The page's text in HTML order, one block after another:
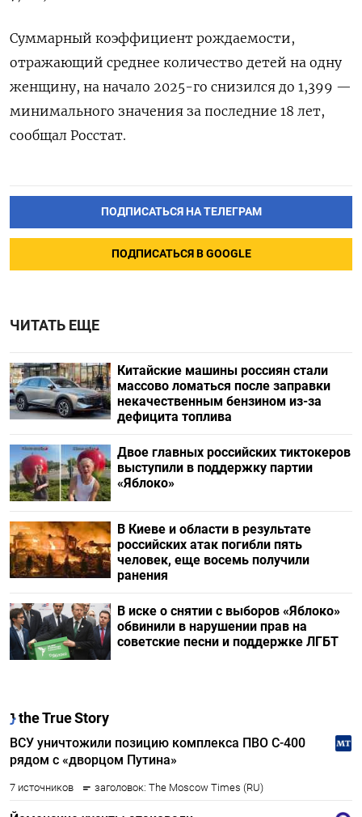
Суммарный коэффициент рождаемости,
отражающий среднее количество детей на одну
женщину, на начало 2025-го снизился до 1,399 —
минимального значения за последние 18 лет,
сообщал Росстат.
ПОДПИСАТЬСЯ НА ТЕЛЕГРАМ
ПОДПИСАТЬСЯ В GOOGLE
ЧИТАТЬ ЕЩЕ
Китайские машины россиян стали
массово ломаться после заправки
некачественным бензином из-за
дефицита топлива
Двое главных российских тиктокеров
выступили в поддержку партии
«Яблоко»
В Киеве и области в результате
российских атак погибли пять
человек, еще восемь получили
ранения
В иске о снятии с выборов «Яблоко»
обвинили в нарушении прав на
советские песни и поддержке ЛГБТ